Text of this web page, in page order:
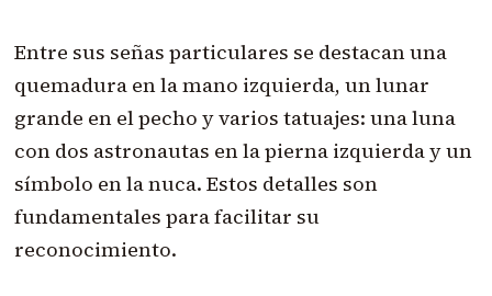
Entre sus señas particulares se destacan una
quemadura en la mano izquierda, un lunar
grande en el pecho y varios tatuajes: una luna
con dos astronautas en la pierna izquierda y un
símbolo en la nuca. Estos detalles son
fundamentales para facilitar su
reconocimiento.